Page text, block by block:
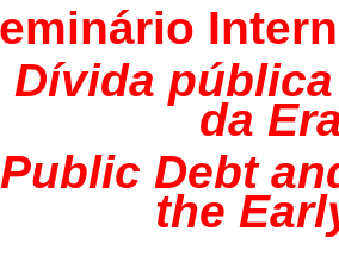
Dívida
da
Debt
the